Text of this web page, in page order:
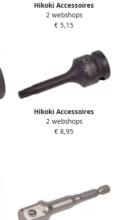
Hikoki Accessoires
Krachtdop Sw 13Mm 1 2"
Vierk. 38L 751805
2 webshops
€ 5,15
Hikoki Accessoires
Krachtdop 1 2" Buiten T55
751859
2 webshops
€ 8,95